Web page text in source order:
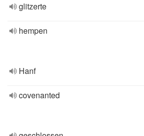
glitzerte
hempen
Hanf
covenanted